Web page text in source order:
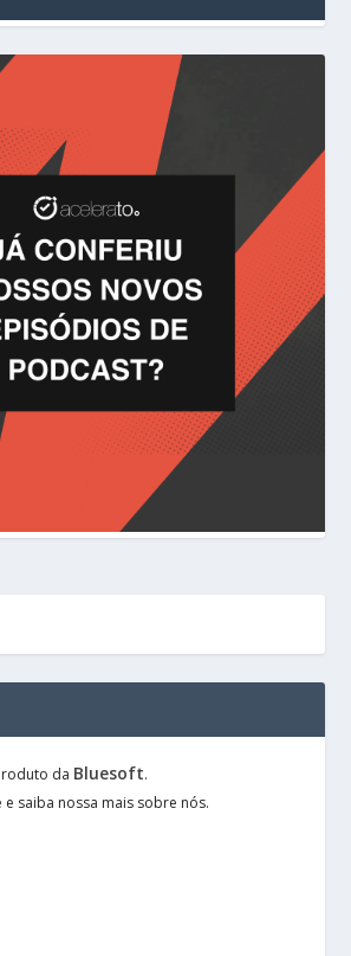
da Bluesoft.
e saiba nossa mais sobre nós.